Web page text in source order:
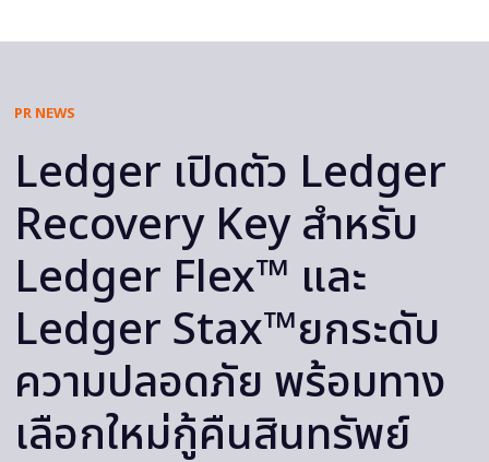
PR NEWS
Ledger เปิดตัว Ledger
Recovery Key สำหรับ
Ledger Flex™ และ
Ledger Stax™ยกระดับ
ความปลอดภัย พร้อมทาง
เลือกใหม่กู้คืนสินทรัพย์